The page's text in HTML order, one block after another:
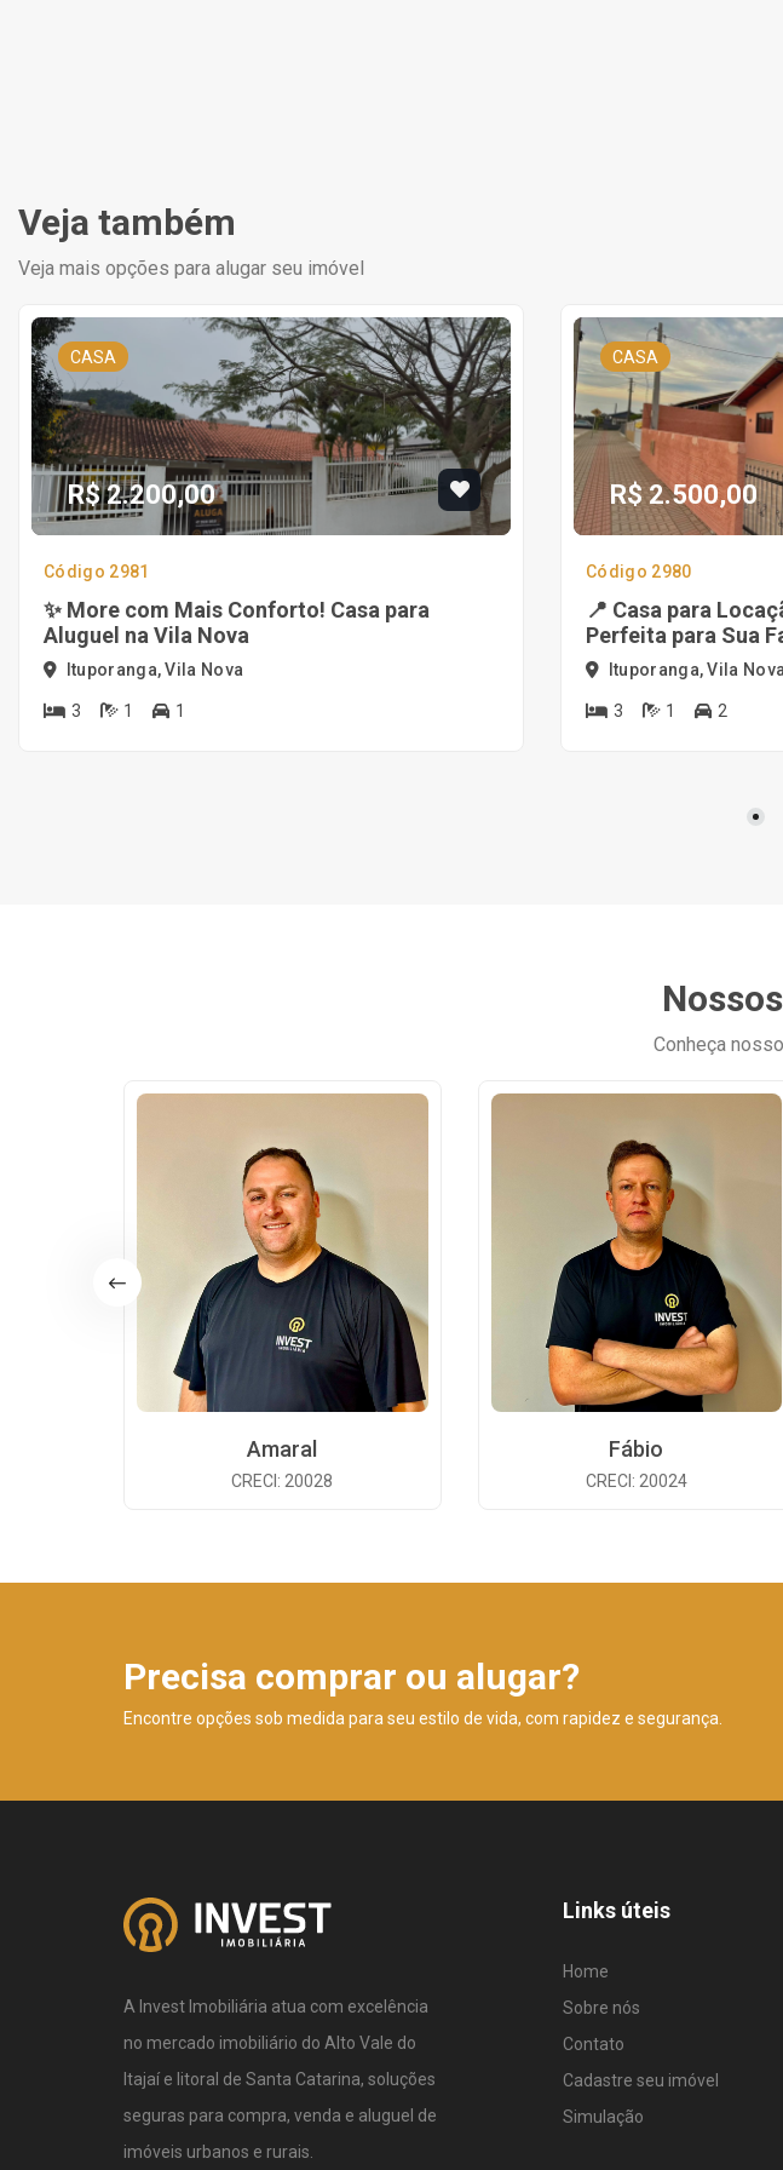
Veja também
Veja mais opções para alugar seu imóvel
CASA
R$ 2.200,00
Código 2981
✨ More com Mais Conforto! Casa para
Aluguel na Vila Nova
Ituporanga, Vila Nova
3 1 1
CASA
R$ 2.500,00
Código 2980
📍 Casa para
Perfeita para Sua
Ituporanga, Vila Nova
3 1 2
Conheça
Amaral
CRECI: 20028
Fábio
CRECI: 20024
Precisa comprar ou alugar?
Encontre opções sob medida para seu estilo de vida, com rapidez e segurança.
A Invest Imobiliária atua com excelência
no mercado imobiliário do Alto Vale do
Itajaí e litoral de Santa Catarina, soluções
seguras para compra, venda e aluguel de
imóveis urbanos e rurais.
Links úteis
Home
Sobre nós
Contato
Cadastre seu imóvel
Simulação